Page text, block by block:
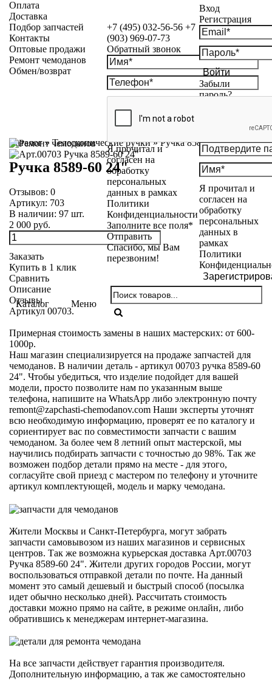
+7 (495) 032-56-56 +7
(903) 969-07-73
Обратный звонок
Я прочитал и
согласен на
обработку
персональных
данных в рамках
Политики
Конфиденциальности
Заполните все поля*
Отправить
Спасибо, мы Вам
перезвоним!
Вход
Регистрация
Войти
Забыли
пароль?
Я прочитал и
согласен на
обработку
персональных
данных в
рамках
Политики
Каталог Меню
Оплата
Доставка
Подбор запчастей
Контакты
Оптовые продажи
Ремонт чемоданов
Обмен/возврат
Каталог»Телескопические ручки»Ручка 8589-60 24"
Ручка 8589-60 24"
Отзывов: 0
Артикул: 703
В наличии: 97 шт.
2 000 руб.
Заказать
Купить в 1 клик
Сравнить
Описание
Отзывы
Артикул 00703.
Примерная стоимость замены в наших мастерских: от 600-
1000р.
Наш магазин специализируется на продаже запчастей для
чемоданов. В наличии деталь - артикул 00703 ручка 8589-60
24". Чтобы убедиться, что изделие подойдет для вашей
модели, просто позволите нам по указанным выше
телефона, напишите на WhatsApp либо электронную почту
remont@zapchasti-chemodanov.com Наши эксперты уточнят
всю необходимую информацию, проверят ее по каталогу и
сориентирует вас по совместимости запчасти с вашим
чемоданом. За более чем 8 летний опыт мастерской, мы
научились подбирать запчасти с точностью до 98%. Так же
возможен подбор детали прямо на месте - для этого,
согласуйте свой приезд с мастером по телефону и уточните
артикул комплектующей, модель и марку чемодана.
Жители Москвы и Санкт-Петербурга, могут забрать
запчасти самовывозом из наших магазинов и сервисных
центров. Так же возможна курьерская доставка Арт.00703
Ручка 8589-60 24". Жители других городов России, могут
воспользоваться отправкой детали по почте. На данный
момент это самый дешевый и быстрый способ (посылка
идет обычно несколько дней). Рассчитать стоимость
доставки можно прямо на сайте, в режиме онлайн, либо
обратившись к менеджерам интернет-магазина.
На все запчасти действует гарантия производителя.
Дополнительную информацию, а так же самостоятельно